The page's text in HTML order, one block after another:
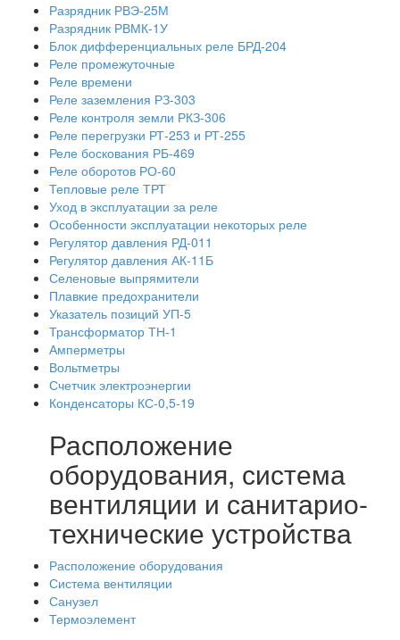
Разрядник РВЭ-25М
Разрядник РВМК-1У
Блок дифференциальных реле БРД-204
Реле промежуточные
Реле времени
Реле заземления РЗ-303
Реле контроля земли РКЗ-306
Реле перегрузки РТ-253 и РТ-255
Реле боскования РБ-469
Реле оборотов РО-60
Тепловые реле ТРТ
Уход в эксплуатации за реле
Особенности эксплуатации некоторых реле
Регулятор давления РД-011
Регулятор давления АК-11Б
Селеновые выпрямители
Плавкие предохранители
Указатель позиций УП-5
Трансформатор ТН-1
Амперметры
Вольтметры
Счетчик электроэнергии
Конденсаторы КС-0,5-19
Расположение
оборудования, система
вентиляции и санитарио-
технические устройства
Расположение оборудования
Система вентиляции
Санузел
Термоэлемент